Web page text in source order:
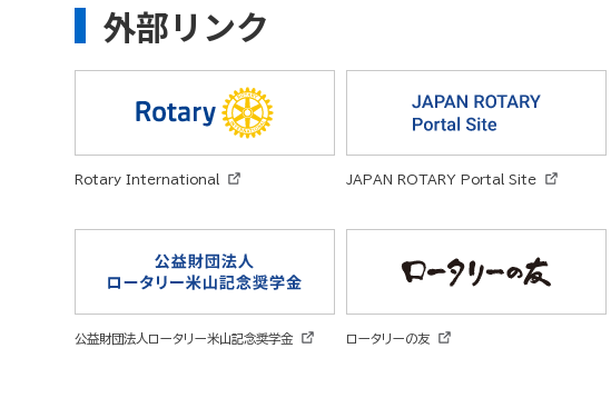
外部リンク
RotaryInternational JAPAN ROTARY Portal Site
公益財団法人 ロータリー米山記念奨学金 ロータリーの友